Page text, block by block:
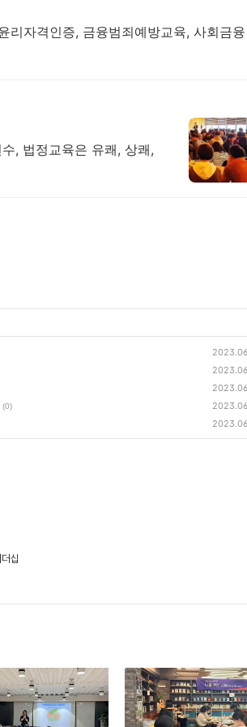
리자격인증, 금융범죄예방교육, 사회금융
, 법정교육은 유쾌, 상쾌,
(0)
십